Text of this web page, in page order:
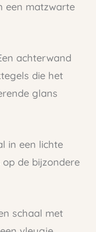
een matzwarte
achterwand
die het
glans
in een lichte
de bijzondere
schaal met